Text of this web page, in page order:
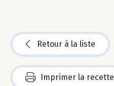
Retour à la liste
Imprimer la recette